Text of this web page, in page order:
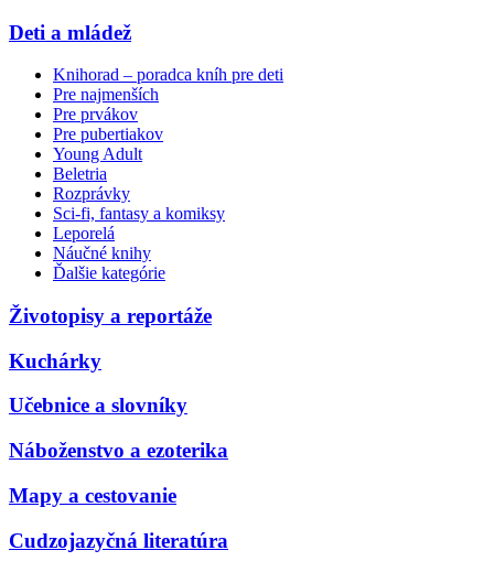
Deti a mládež
Knihorad – poradca kníh pre deti
Pre najmenších
Pre prvákov
Pre pubertiakov
Young Adult
Beletria
Rozprávky
Sci-fi, fantasy a komiksy
Leporelá
Náučné knihy
Ďalšie kategórie
Životopisy a reportáže
Kuchárky
Učebnice a slovníky
Náboženstvo a ezoterika
Mapy a cestovanie
Cudzojazyčná literatúra